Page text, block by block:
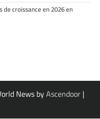
de croissance en 2026 en
News byAscendoor |